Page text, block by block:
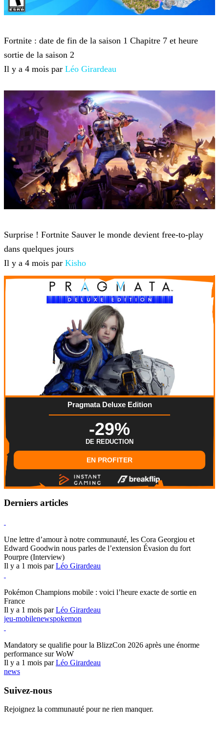
Fortnite : date de fin de la saison 1 Chapitre 7 et heure
sortie de la saison 2
Il y a 4 mois par Léo Girardeau
Surprise ! Fortnite Sauver le monde devient free-to-play
dans quelques jours
Il y a 4 mois par Kisho
Pragmata Deluxe Edition
-29%
DE REDUCTION
EN PROFITER
Derniers articles
Une lettre d’amour à notre communauté, les Cora Georgiou et
Edward Goodwin nous parles de l’extension Évasion du fort
Pourpre (Interview)
Il y a 1 mois parLéo Girardeau
Pokémon Champions mobile : voici l’heure exacte de sortie en
France
Il y a 1 mois parLéo Girardeau
jeu-mobilenewspokemon
Mandatory se qualifie pour la BlizzCon 2026 après une énorme
performance sur WoW
Il y a 1 mois parLéo Girardeau
news
Suivez-nous
Rejoignez la communauté pour ne rien manquer.